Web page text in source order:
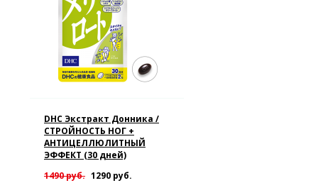
DHC Экстракт Донника /
СТРОЙНОСТЬ НОГ +
АНТИЦЕЛЛЮЛИТНЫЙ
ЭФФЕКТ (30 дней)
1490 руб. 1290 руб.